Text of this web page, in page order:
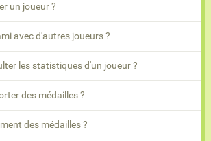
un joueur ?
avec d'autres joueurs ?
les statistiques d'un joueur ?
des médailles ?
des médailles ?